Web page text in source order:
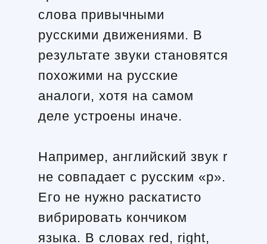
слова привычными
русскими движениями. В
результате звуки становятся
похожими на русские
аналоги, хотя на самом
деле устроены иначе.
Например, английский звук r
не совпадает с русским «р».
Его не нужно раскатисто
вибрировать кончиком
языка. В словах red, right,